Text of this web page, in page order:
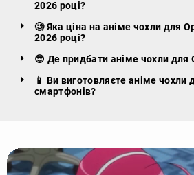
2026 році?
🧐 Яка ціна на аніме чохли для
2026 році?
😎 Де придбати аніме чохли для
📱 Ви виготовляєте аніме чохли
смартфонів?